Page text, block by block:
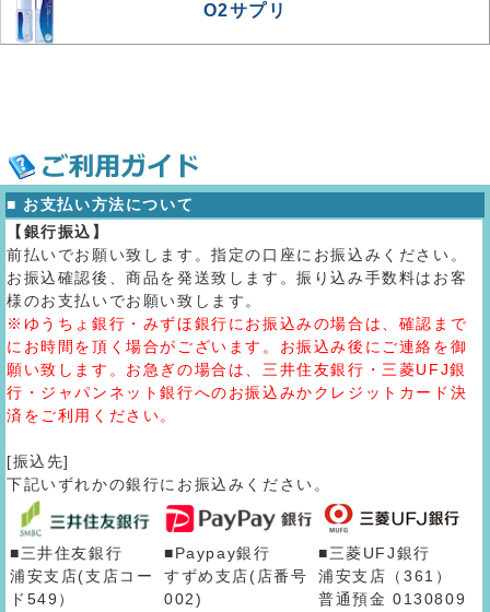
O2サプリ
■ お支払い方法について
【銀行振込】
前払いでお願い致します。指定の口座にお振込みください。
お振込確認後、商品を発送致します。振り込み手数料はお客
様のお支払いでお願い致します。
※ゆうちょ銀行・みずほ銀行にお振込みの場合は、確認まで
にお時間を頂く場合がございます。お振込み後にご連絡を御
願い致します。お急ぎの場合は、三井住友銀行・三菱UFJ銀
行・ジャパンネット銀行へのお振込みかクレジットカード決
済をご利用ください。
[振込先]
下記いずれかの銀行にお振込みください。
■三井住友銀行
浦安支店(支店コー
ド549）
■Paypay銀行
すずめ支店(店番号
002)
■三菱UFJ銀行
浦安支店（361）
普通預金 0130809